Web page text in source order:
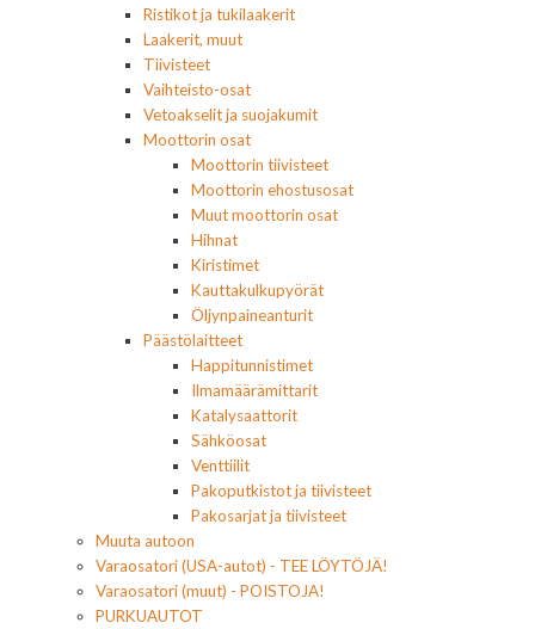
Ristikot ja tukilaakerit
Laakerit, muut
Tiivisteet
Vaihteisto-osat
Vetoakselit ja suojakumit
Moottorin osat
Moottorin tiivisteet
Moottorin ehostusosat
Muut moottorin osat
Hihnat
Kiristimet
Kauttakulkupyörät
Öljynpaineanturit
Päästölaitteet
Happitunnistimet
Ilmamäärämittarit
Katalysaattorit
Sähköosat
Venttiilit
Pakoputkistot ja tiivisteet
Pakosarjat ja tiivisteet
Muuta autoon
Varaosatori (USA-autot) - TEE LÖYTÖJÄ!
Varaosatori (muut) - POISTOJA!
PURKUAUTOT